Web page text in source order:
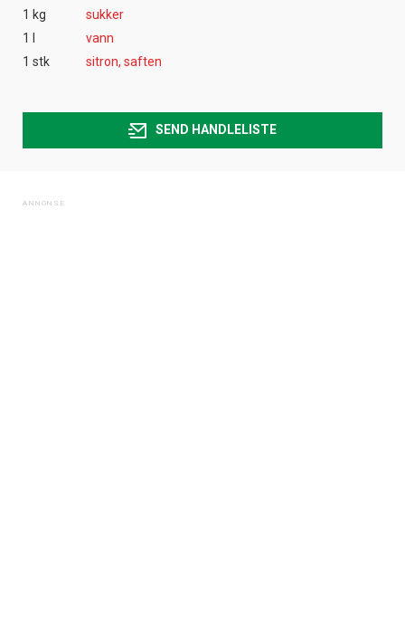
kan fritt velge hvilke du ønsker å få
1 kg
sukker
1 l
vann
1 stk
sitron, saften
SEND HANDLELISTE